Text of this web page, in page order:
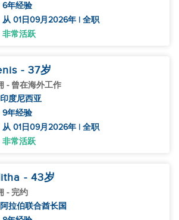
6年经验
从 01日09月2026年 | 全职
非常活跃
- 37岁
- 曾在海外工作
印度尼西亚
9年经验
从 01日09月2026年 | 全职
非常活跃
- 43岁
- 完约
阿拉伯联合酋长国